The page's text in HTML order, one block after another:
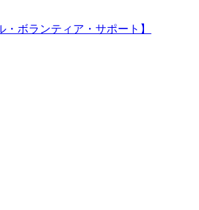
ボランティア・サポート】